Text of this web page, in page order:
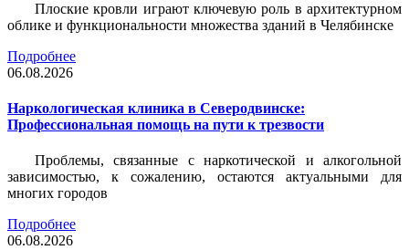
Плоские кровли играют ключевую роль в архитектурном
облике и функциональности множества зданий в Челябинске
Подробнее
06.08.2026
Наркологическая клиника в Северодвинске:
Профессиональная помощь на пути к трезвости
Проблемы, связанные с наркотической и алкогольной
зависимостью, к сожалению, остаются актуальными для
многих городов
Подробнее
06.08.2026